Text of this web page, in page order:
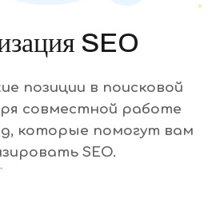
SEO
позиции в поисковой
совместной работе
которые помогут вам
SEO.